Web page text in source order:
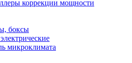
коррекции мощности
боксы
микроклимата